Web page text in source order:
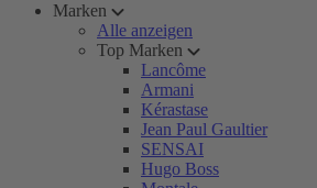
Marken
Alle anzeigen
Top Marken
Lancôme
Armani
Kérastase
Jean Paul Gaultier
SENSAI
Hugo Boss